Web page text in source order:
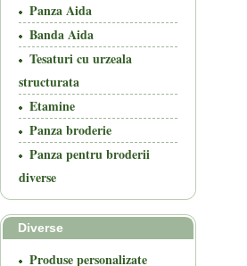
Panza Aida
Banda Aida
Tesaturi cu urzeala
structurata
Etamine
Panza broderie
Panza pentru broderii
diverse
Diverse
Produse personalizate